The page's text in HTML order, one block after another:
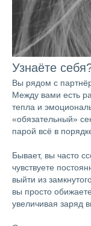
Узнаёте
Вы рядом с
Между вами есть
тепла и
«обязательный»
парой всё в
Бывает, вы часто
чувствуете
выйти из
вы просто
увеличивая заряд